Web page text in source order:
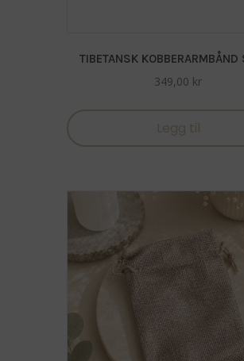
TIBETANSK KOBBERARMBÅND
349,00 kr
Legg til